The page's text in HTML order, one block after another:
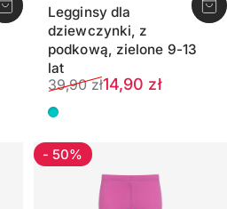
Legginsy dla
dziewczynki, z
podkową, zielone 9-13
lat
Cena sprzedaży
14,90 zł
Normalna cena
39,90 zł
Ciemnozielony
- 50%